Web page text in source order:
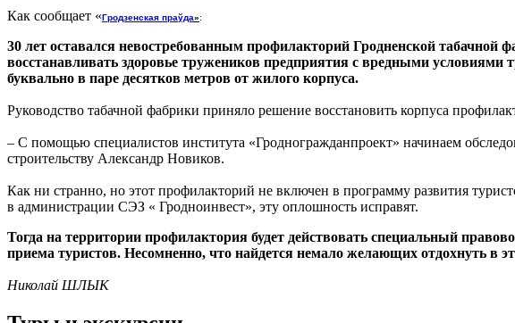
Как сообщает «Гродзенская праўда»:
30 лет оставался невостребованным профилакторий Гродненской
восстанавливать здоровье тружеников предприятия с вредными условиями
буквально в паре десятков метров от жилого корпуса.
Руководство табачной фабрики приняло решение восстановить корпуса
– С помощью специалистов института «Гродногражданпроект» начинаем
строительству Александр Новиков.
Как ни странно, но этот профилакторий не включен в программу развития
в администрации СЭЗ « Гродноинвест», эту оплошность исправят.
Тогда на территории профилактория будет действовать специальный
приема туристов. Несомненно, что найдется немало желающих отдохнуть в
Николай ШЛЫК